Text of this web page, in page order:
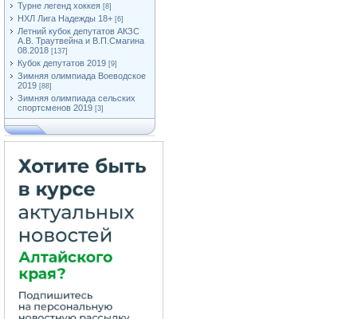
Турне легенд хоккея [8]
НХЛ Лига Надежды 18+ [6]
Летний кубок депутатов АКЗС
А.В. Траутвейна и В.П.Смагина
08.2018 [137]
Кубок депутатов 2019 [9]
Зимняя олимпиада Воеводское
2019 [88]
Зимняя олимпиада сельских
спортсменов 2019 [3]